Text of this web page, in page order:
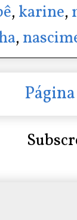
, karine,
,